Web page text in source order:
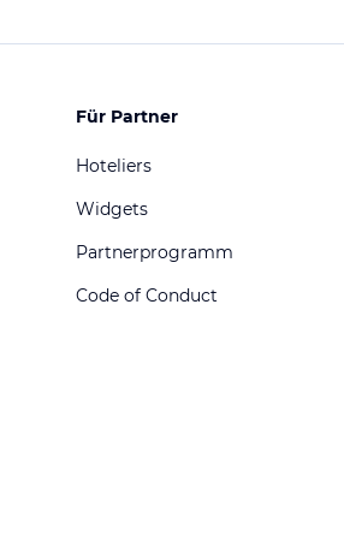
Für Partner
Hoteliers
Widgets
Partnerprogramm
Code of Conduct